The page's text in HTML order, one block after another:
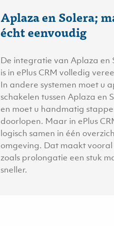
Aplaza en Solera;
écht eenvoudig
De integratie van Aplaza en
is in ePlus CRM volledig
In andere systemen moet u
schakelen tussen Aplaza en
en moet u handmatig
doorlopen. Maar in ePlus
logisch samen in één
omgeving. Dat maakt vooral
zoals prolongatie een stuk
sneller.